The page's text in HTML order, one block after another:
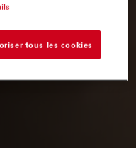
tous les cookies